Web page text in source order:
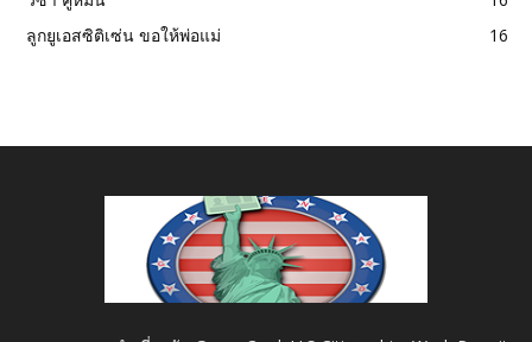
ลูกยูเอสซิติเซ่น ขอให้พ่อแม่
16